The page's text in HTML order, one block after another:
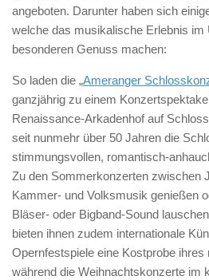
angeboten. Darunter haben sich
welche das musikalische Erlebnis im
besonderen Genuss machen:
So laden die „Ameranger
ganzjährig zu einem
Renaissance-Arkadenhof auf
seit nunmehr über 50 Jahren die
stimmungsvollen, romantisch-
Zu den Sommerkonzerten zwischen
Kammer- und Volksmusik genießen
Bläser- oder Bigband-Sound
bieten ihnen zudem internationale
Opernfestspiele eine Kostprobe ihres
während die Weihnachtskonzerte im